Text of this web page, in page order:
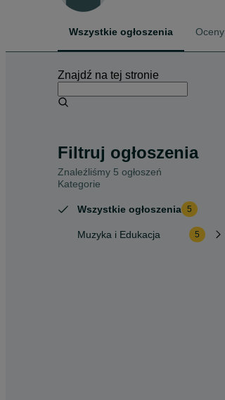
Wszystkie ogłoszenia Oceny
Znajdź na tej stronie
Filtruj ogłoszenia
Znaleźliśmy 5 ogłoszeń
Kategorie
Wszystkie ogłoszenia 5
Muzyka i Edukacja 5